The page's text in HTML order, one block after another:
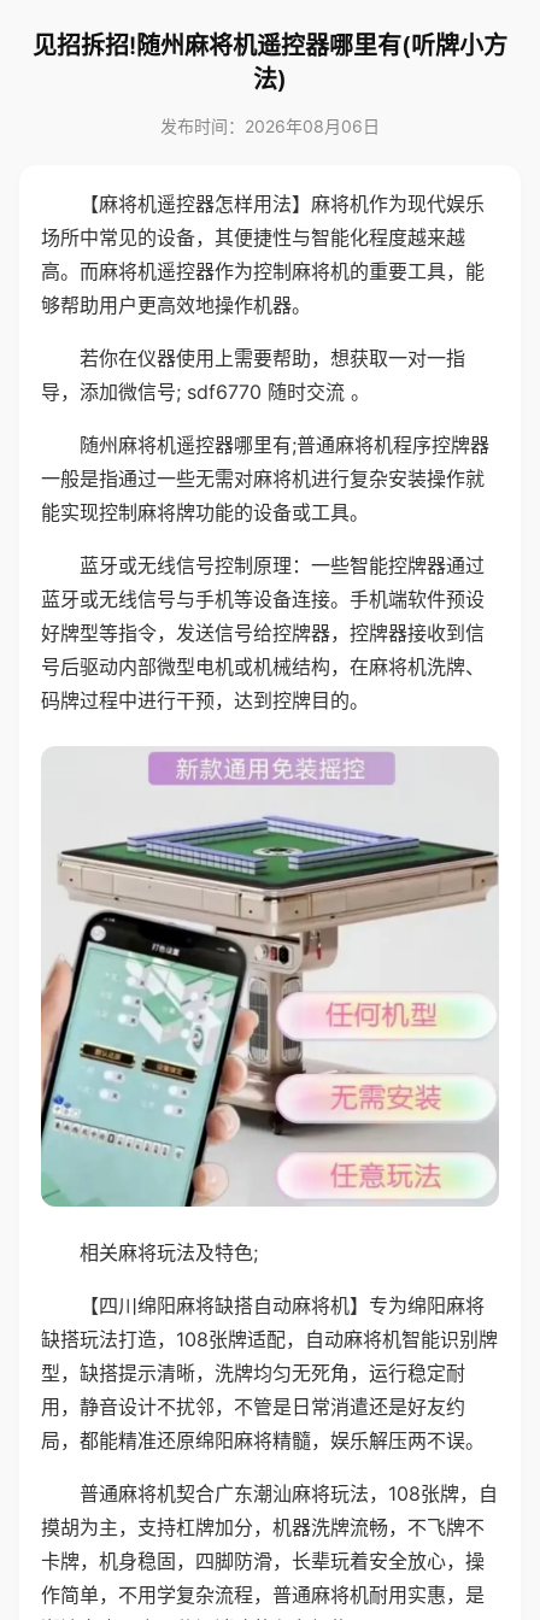
见招拆招!随州麻将机遥控器哪里有(听牌小方
法)
发布时间：2026年08月06日
【麻将机遥控器怎样用法】麻将机作为现代娱乐
场所中常见的设备，其便捷性与智能化程度越来越
高。而麻将机遥控器作为控制麻将机的重要工具，能
够帮助用户更高效地操作机器。
若你在仪器使用上需要帮助，想获取一对一指
导，添加微信号; sdf6770 随时交流 。
随州麻将机遥控器哪里有;普通麻将机程序控牌器
一般是指通过一些无需对麻将机进行复杂安装操作就
能实现控制麻将牌功能的设备或工具。
蓝牙或无线信号控制原理：一些智能控牌器通过
蓝牙或无线信号与手机等设备连接。手机端软件预设
好牌型等指令，发送信号给控牌器，控牌器接收到信
号后驱动内部微型电机或机械结构，在麻将机洗牌、
码牌过程中进行干预，达到控牌目的。
相关麻将玩法及特色;
【四川绵阳麻将缺搭自动麻将机】专为绵阳麻将
缺搭玩法打造，108张牌适配，自动麻将机智能识别牌
型，缺搭提示清晰，洗牌均匀无死角，运行稳定耐
用，静音设计不扰邻，不管是日常消遣还是好友约
局，都能精准还原绵阳麻将精髓，娱乐解压两不误。
普通麻将机契合广东潮汕麻将玩法，108张牌，自
摸胡为主，支持杠牌加分，机器洗牌流畅，不飞牌不
卡牌，机身稳固，四脚防滑，长辈玩着安全放心，操
作简单，不用学复杂流程，普通麻将机耐用实惠，是